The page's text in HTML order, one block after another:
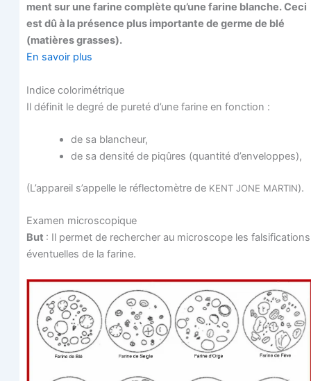
ment sur une farine com­plète qu’une farine blanche. Ceci
est dû à la pré­sence plus impor­tante de germe de blé
(matières grasses).
En savoir plus
Indice colo­ri­mé­trique
Il défi­nit le degré de pure­té d’une farine en fonction :
de sa blancheur,
de sa den­si­té de piqûres (quan­ti­té d’enveloppes),
(L’ap­pa­reil s’ap­pelle le réflec­to­mètre de KENT JONE MARTIN).
Exa­men microscopique
But : Il per­met de recher­cher au micro­scope les fal­si­fi­ca­tions
éven­tuelles de la farine.